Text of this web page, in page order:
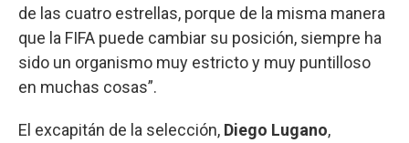
de las cuatro estrellas, porque de la misma manera
que la FIFA puede cambiar su posición, siempre ha
sido un organismo muy estricto y muy puntilloso
en muchas cosas”.
El excapitán de la selección, Diego Lugano,